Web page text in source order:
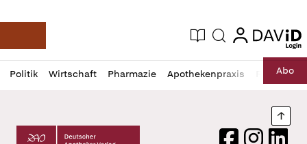
Deutsche Apotheker Zeitung
Aktuelle Ausgabe
Suche login
login
Politik Wirtschaft Pharmazie Apothekenpraxis RechtAbo
Profil
öffnen
Daz
Pur
Deutscher Apotheker Verlag Logo
FacebookInstagram